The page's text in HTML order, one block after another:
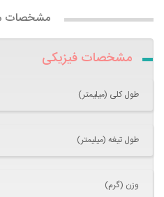
مشخصات
مشخصات فیزیکی
طول کلی (میلیمتر)
طول تیغه (میلیمتر)
وزن (گرم)